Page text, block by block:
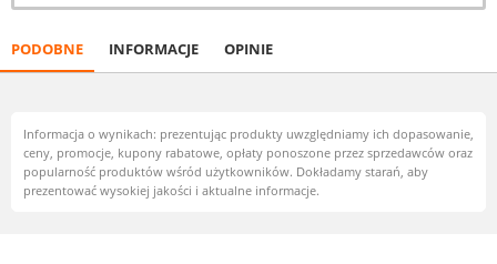
PODOBNE INFORMACJE OPINIE
Informacja o wynikach: prezentując produkty uwzględniamy ich dopasowanie,
ceny, promocje, kupony rabatowe, opłaty ponoszone przez sprzedawców oraz
popularność produktów wśród użytkowników. Dokładamy starań, aby
prezentować wysokiej jakości i aktualne informacje.